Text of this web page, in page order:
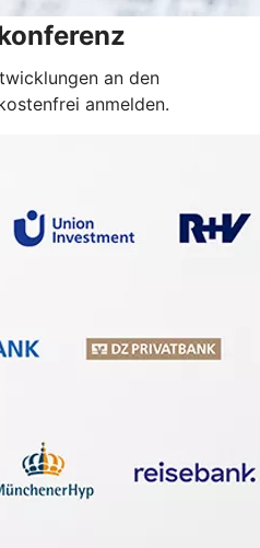
an den
anmelden.